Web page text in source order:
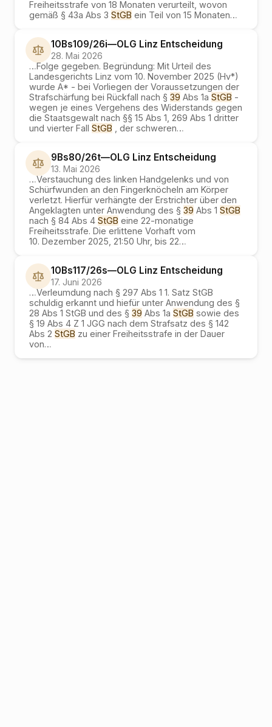
Freiheitsstrafe von 18 Monaten verurteilt, wovon
gemäß § 43a Abs 3 StGB ein Teil von 15 Monaten…
10Bs109/26i—OLG Linz Entscheidung
28. Mai 2026
…Folge gegeben. Begründung: Mit Urteil des
Landesgerichts Linz vom 10. November 2025 (Hv*)
wurde A* - bei Vorliegen der Voraussetzungen der
Strafschärfung bei Rückfall nach § 39 Abs 1a StGB -
wegen je eines Vergehens des Widerstands gegen
die Staatsgewalt nach §§ 15 Abs 1, 269 Abs 1 dritter
und vierter Fall StGB , der schweren…
9Bs80/26t—OLG Linz Entscheidung
13. Mai 2026
…Verstauchung des linken Handgelenks und von
Schürfwunden an den Fingerknöcheln am Körper
verletzt. Hierfür verhängte der Erstrichter über den
Angeklagten unter Anwendung des § 39 Abs 1 StGB
nach § 84 Abs 4 StGB eine 22-monatige
Freiheitsstrafe. Die erlittene Vorhaft vom
10. Dezember 2025, 21:50 Uhr, bis 22…
10Bs117/26s—OLG Linz Entscheidung
17. Juni 2026
…Verleumdung nach § 297 Abs 1 1. Satz StGB
schuldig erkannt und hiefür unter Anwendung des §
28 Abs 1 StGB und des § 39 Abs 1a StGB sowie des
§ 19 Abs 4 Z 1 JGG nach dem Strafsatz des § 142
Abs 2 StGB zu einer Freiheitsstrafe in der Dauer
von…